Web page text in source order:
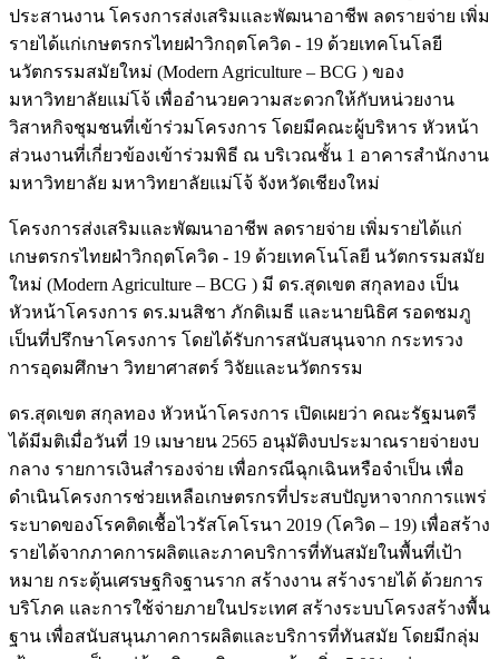
ประสานงาน โครงการส่งเสริมและพัฒนาอาชีพ ลดรายจ่าย เพิ่ม
รายได้แก่เกษตรกรไทยฝ่าวิกฤตโควิด - 19 ด้วยเทคโนโลยี
นวัตกรรมสมัยใหม่ (Modern Agriculture – BCG ) ของ
มหาวิทยาลัยแม่โจ้ เพื่ออำนวยความสะดวกให้กับหน่วยงาน
วิสาหกิจชุมชนที่เข้าร่วมโครงการ โดยมีคณะผู้บริหาร หัวหน้า
ส่วนงานที่เกี่ยวข้องเข้าร่วมพิธี ณ บริเวณชั้น 1 อาคารสำนักงาน
มหาวิทยาลัย มหาวิทยาลัยแม่โจ้ จังหวัดเชียงใหม่
โครงการส่งเสริมและพัฒนาอาชีพ ลดรายจ่าย เพิ่มรายได้แก่
เกษตรกรไทยฝ่าวิกฤตโควิด - 19 ด้วยเทคโนโลยี นวัตกรรมสมัย
ใหม่ (Modern Agriculture – BCG ) มี ดร.สุดเขต สกุลทอง เป็น
หัวหน้าโครงการ ดร.มนสิชา ภักดิเมธี และนายนิธิศ รอดชมภู
เป็นที่ปรึกษาโครงการ โดยได้รับการสนับสนุนจาก กระทรวง
การอุดมศึกษา วิทยาศาสตร์ วิจัยและนวัตกรรม
ดร.สุดเขต สกุลทอง หัวหน้าโครงการ เปิดเผยว่า คณะรัฐมนตรี
ได้มีมติเมื่อวันที่ 19 เมษายน 2565 อนุมัติงบประมาณรายจ่ายงบ
กลาง รายการเงินสำรองจ่าย เพื่อกรณีฉุกเฉินหรือจำเป็น เพื่อ
ดำเนินโครงการช่วยเหลือเกษตรกรที่ประสบปัญหาจากการแพร่
ระบาดของโรคติดเชื้อไวรัสโคโรนา 2019 (โควิด – 19) เพื่อสร้าง
รายได้จากภาคการผลิตและภาคบริการที่ทันสมัยในพื้นที่เป้า
หมาย กระตุ้นเศรษฐกิจฐานราก สร้างงาน สร้างรายได้ ด้วยการ
บริโภค และการใช้จ่ายภายในประเทศ สร้างระบบโครงสร้างพื้น
ฐาน เพื่อสนับสนุนภาคการผลิตและบริการที่ทันสมัย โดยมีกลุ่ม